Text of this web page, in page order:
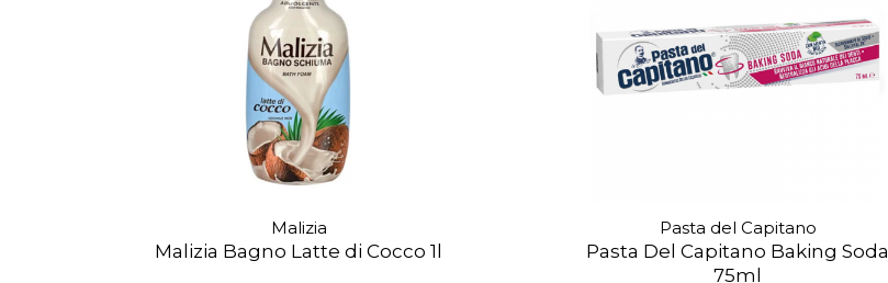
Malizia
Malizia Bagno Latte di Cocco 1l
Pasta del Capitano
Pasta Del Capitano Baking Soda
75ml